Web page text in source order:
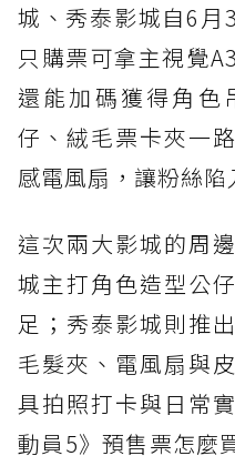
城、秀泰影城自6月
只購票可拿主視覺
還能加碼獲得角色
仔、絨毛票卡夾一
感電風扇，讓粉絲陷
這次兩大影城的周
城主打角色造型公
足；秀泰影城則推
毛髮夾、電風扇與
具拍照打卡與日常
動員5》預售票怎麼